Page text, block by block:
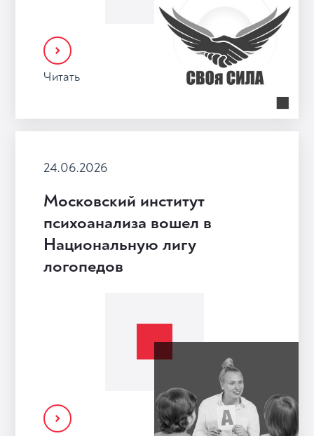
Читать
24.06.2026
Московский институт
психоанализа вошел в
Национальную лигу
логопедов